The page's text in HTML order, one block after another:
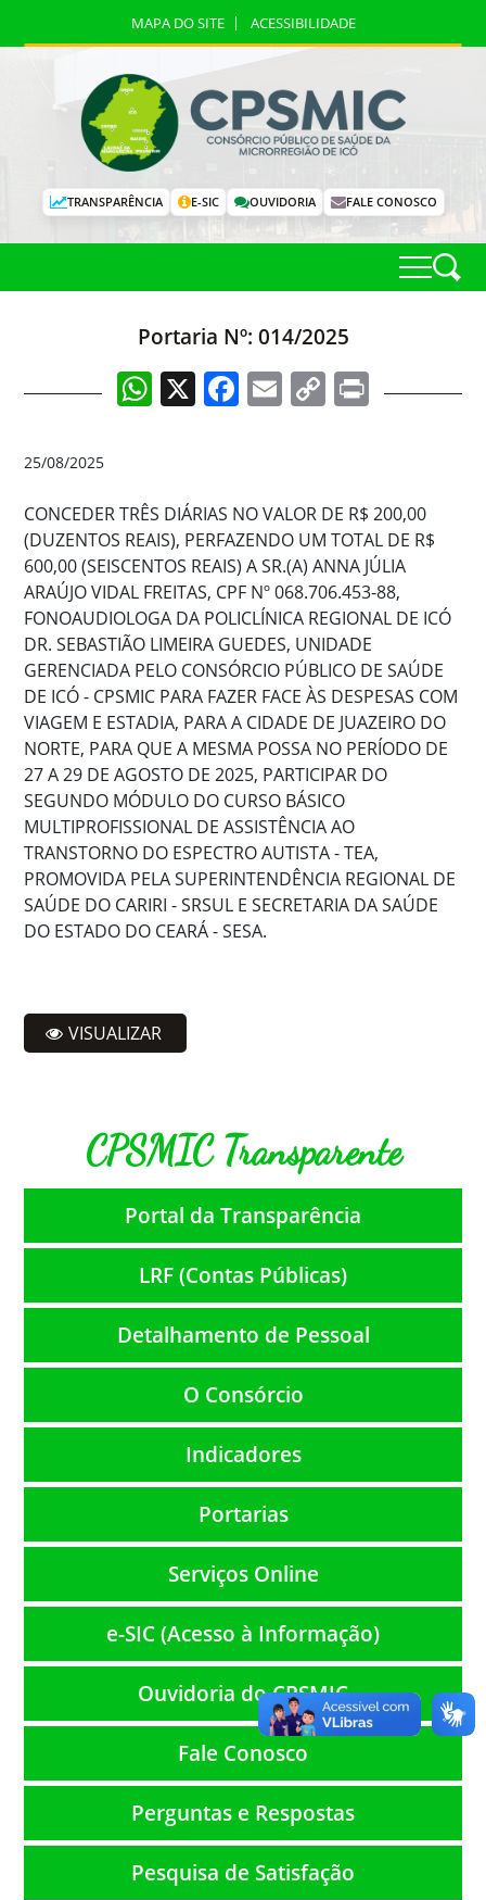
MAPA DO SITE ACESSIBILIDADE
TRANSPARÊNCIA E-SIC OUVIDORIA FALE CONOSCO
Portaria Nº: 014/2025
WhatsApp
X Facebook
EmailCopyPrint
25/08/2025
CONCEDER TRÊS DIÁRIAS NO VALOR DE R$ 200,00
(DUZENTOS REAIS), PERFAZENDO UM TOTAL DE R$
600,00 (SEISCENTOS REAIS) A SR.(A) ANNA JÚLIA
ARAÚJO VIDAL FREITAS, CPF Nº 068.706.453-88,
FONOAUDIOLOGA DA POLICLÍNICA REGIONAL DE ICÓ
DR. SEBASTIÃO LIMEIRA GUEDES, UNIDADE
GERENCIADA PELO CONSÓRCIO PÚBLICO DE SAÚDE
DE ICÓ - CPSMIC PARA FAZER FACE ÀS DESPESAS COM
VIAGEM E ESTADIA, PARA A CIDADE DE JUAZEIRO DO
NORTE, PARA QUE A MESMA POSSA NO PERÍODO DE
27 A 29 DE AGOSTO DE 2025, PARTICIPAR DO
SEGUNDO MÓDULO DO CURSO BÁSICO
MULTIPROFISSIONAL DE ASSISTÊNCIA AO
TRANSTORNO DO ESPECTRO AUTISTA - TEA,
PROMOVIDA PELA SUPERINTENDÊNCIA REGIONAL DE
SAÚDE DO CARIRI - SRSUL E SECRETARIA DA SAÚDE
DO ESTADO DO CEARÁ - SESA.
VISUALIZAR
CPSMIC Transparente
Portal da Transparência
LRF (Contas Públicas)
Detalhamento de Pessoal
O Consórcio
Indicadores
Portarias
Serviços Online
e-SIC (Acesso à Informação)
Ouvidoria do CPSMIC
Fale Conosco
Perguntas e Respostas
Pesquisa de Satisfação